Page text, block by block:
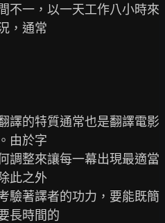
不一，以一天工作八小時來
，通常
譯的特質通常也是翻譯電影
由於字
調整來讓每一幕出現最適當
此之外
驗著譯者的功力，要能既簡
長時間的